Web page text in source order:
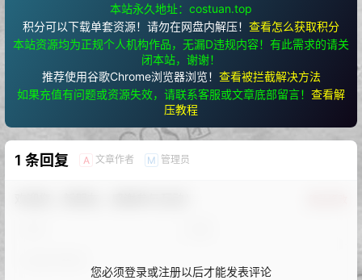
本站永久地址：costuan.top
积分可以下载单套资源！请勿在网盘内解压！ 查看怎么获取积分
本站资源均为正规个人机构作品，无漏D违规内容！有此需求的请关
闭本站，谢谢！
推荐使用谷歌Chrome浏览器浏览！ 查看被拦截解决方法
如果充值有问题或资源失效，请联系客服或文章底部留言！ 查看解
压教程
1 条回复 A 文章作者 M 管理员
您必须登录或注册以后才能发表评论